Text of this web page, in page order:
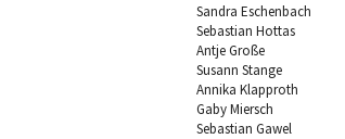
Sandra Eschenbach
Sebastian Hottas
Antje Große
Susann Stange
Annika Klapproth
Gaby Miersch
Sebastian Gawel